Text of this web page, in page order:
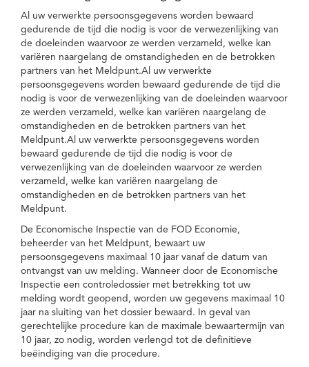
Al uw verwerkte persoonsgegevens worden bewaard
gedurende de tijd die nodig is voor de verwezenlijking van
de doeleinden waarvoor ze werden verzameld, welke kan
variëren naargelang de omstandigheden en de betrokken
partners van het Meldpunt.Al uw verwerkte
persoonsgegevens worden bewaard gedurende de tijd die
nodig is voor de verwezenlijking van de doeleinden waarvoor
ze werden verzameld, welke kan variëren naargelang de
omstandigheden en de betrokken partners van het
Meldpunt.Al uw verwerkte persoonsgegevens worden
bewaard gedurende de tijd die nodig is voor de
verwezenlijking van de doeleinden waarvoor ze werden
verzameld, welke kan variëren naargelang de
omstandigheden en de betrokken partners van het
Meldpunt.
De Economische Inspectie van de FOD Economie,
beheerder van het Meldpunt, bewaart uw
persoonsgegevens maximaal 10 jaar vanaf de datum van
ontvangst van uw melding. Wanneer door de Economische
Inspectie een controledossier met betrekking tot uw
melding wordt geopend, worden uw gegevens maximaal 10
jaar na sluiting van het dossier bewaard. In geval van
gerechtelijke procedure kan de maximale bewaartermijn van
10 jaar, zo nodig, worden verlengd tot de definitieve
beëindiging van die procedure.